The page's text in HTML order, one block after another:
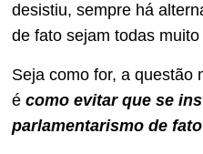
desistiu, sempre há
de fato sejam todas
Seja como for, a questão
é como evitar que se
parlamentarismo de fato